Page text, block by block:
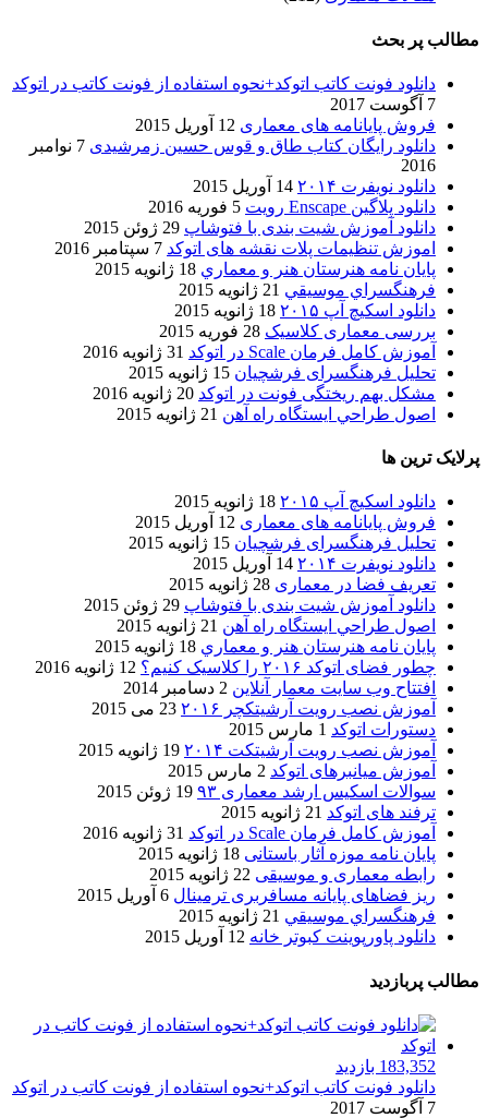
مطالب پر بحث
دانلود فونت کاتب اتوکد+نحوه استفاده از فونت کاتب در اتوکد
7 آگوست 2017
فروش پایانامه های معماری 12 آوریل 2015
دانلود رایگان کتاب طاق و قوس حسین زمرشیدی
7 نوامبر
2016
دانلود نویفرت ۲۰۱۴
14 آوریل 2015
دانلود پلاگین Enscape رویت
5 فوریه 2016
دانلود آموزش شیت بندی با فتوشاپ 29 ژوئن 2015
اموزش تنظیمات پلات نقشه های اتوکد 7 سپتامبر 2016
پایان نامه هنرستان هنر و معماري 18 ژانویه 2015
فرهنگسراي موسيقي 21 ژانویه 2015
دانلود اسکیچ آپ ۲۰۱۵
18 ژانویه 2015
بررسی معماری کلاسیک 28 فوریه 2015
آموزش کامل فرمان Scale در اتوکد
31 ژانویه 2016
تحلیل فرهنگسرای فرشچیان 15 ژانویه 2015
مشکل بهم ریختگی فونت در اتوکد 20 ژانویه 2016
اصول طراحي ایستگاه راه آهن 21 ژانویه 2015
پرلایک ترین ها
دانلود اسکیچ آپ ۲۰۱۵
18 ژانویه 2015
فروش پایانامه های معماری 12 آوریل 2015
تحلیل فرهنگسرای فرشچیان 15 ژانویه 2015
دانلود نویفرت ۲۰۱۴
14 آوریل 2015
تعریف فضا در معماری 28 ژانویه 2015
دانلود آموزش شیت بندی با فتوشاپ 29 ژوئن 2015
اصول طراحي ایستگاه راه آهن 21 ژانویه 2015
پایان نامه هنرستان هنر و معماري 18 ژانویه 2015
چطور فضای اتوکد ۲۰۱۶ را کلاسیک کنیم؟
12 ژانویه 2016
افتتاح وب سایت معمار آنلاین 2 دسامبر 2014
آموزش نصب رویت آرشیتکچر ۲۰۱۶
23 می 2015
دستورات اتوکد 1 مارس 2015
آموزش نصب رویت آرشیتکت ۲۰۱۴
19 ژانویه 2015
آموزش میانبرهای اتوکد 2 مارس 2015
سوالات اسکیس ارشد معماری ۹۳
19 ژوئن 2015
ترفند های اتوکد 21 ژانویه 2015
آموزش کامل فرمان Scale در اتوکد
31 ژانویه 2016
پایان نامه موزه آثار باستانی 18 ژانویه 2015
رابطه معماری و موسیقی 22 ژانویه 2015
ریز فضاهای پایانه مسافربری ترمینال 6 آوریل 2015
فرهنگسراي موسيقي 21 ژانویه 2015
دانلود پاورپوینت کبوتر خانه 12 آوریل 2015
مطالب پربازدید
183,352 بازدید
دانلود فونت کاتب اتوکد+نحوه استفاده از فونت کاتب در اتوکد
7 آگوست 2017